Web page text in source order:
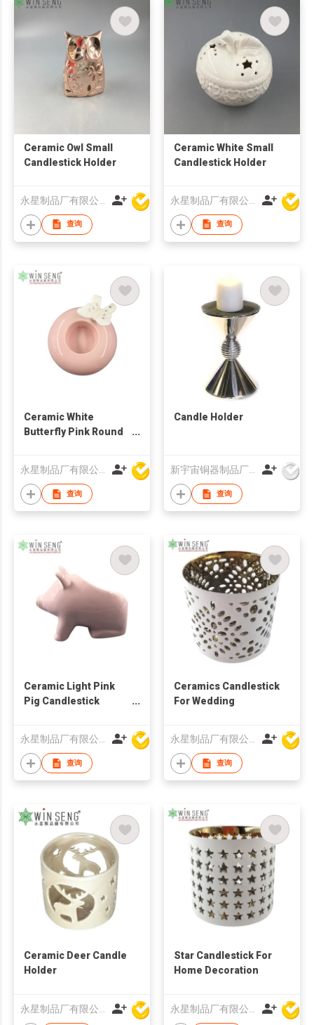
Ceramic Owl Small
Candlestick Holder
查询
Ceramic White Small
Candlestick Holder
查询
Ceramic White
Butterfly Pink Round
查询
Candle Holder
新宇宙铜器制品厂有限公司
查询
Ceramic Light Pink
Pig Candlestick
永星制品厂有限公司
查询
Ceramics Candlestick
For Wedding
永星制品厂有限公司
查询
Ceramic Deer Candle
Holder
Star Candlestick For
Home Decoration